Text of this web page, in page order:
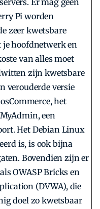
Er mag geen
Pi worden
zeer kwetsbare
hoofdnetwerk en
van alles moet
zijn kwetsbare
verouderde versie
het
een
Het Debian Linux
is, is ook bijna
Bovendien zijn er
OWASP Bricks en
(DVWA), die
doel zo kwetsbaar